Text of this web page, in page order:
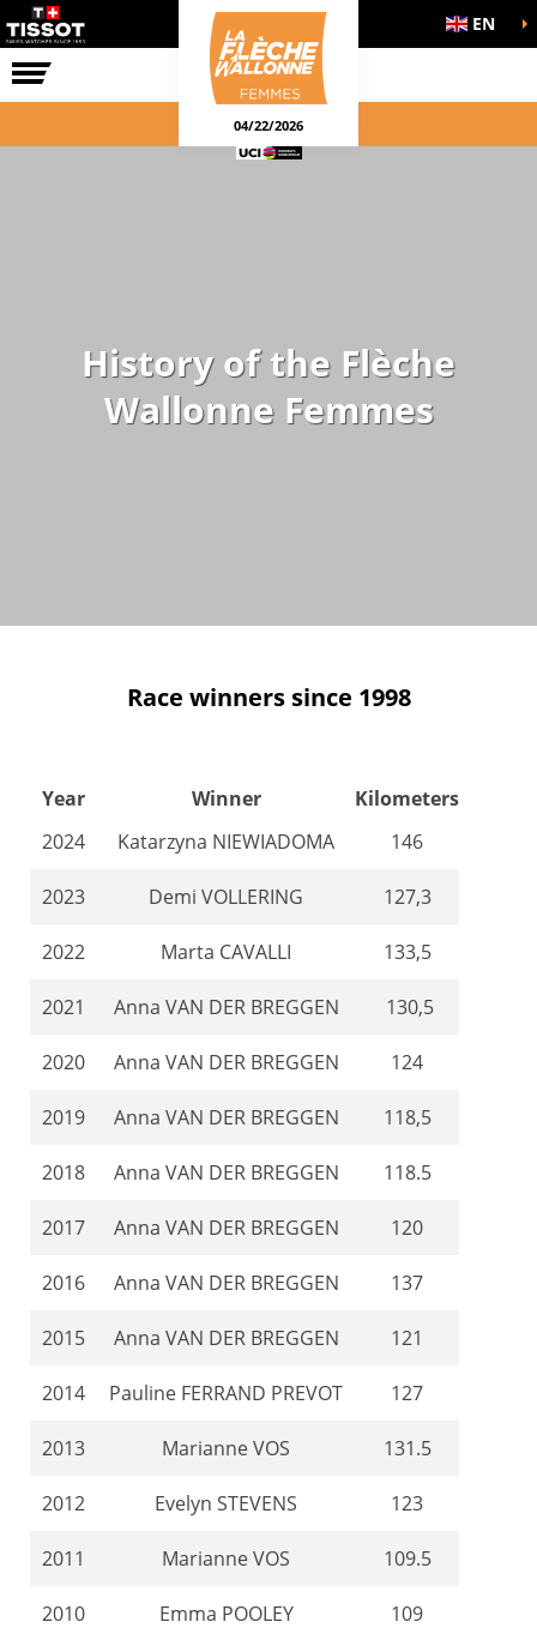
RACE EN
04/22/2026
History of the Flèche
Wallonne Femmes
Race winners since 1998
Year Winner
Kilometers
2024
Katarzyna NIEWIADOMA 146
2023 Demi VOLLERING 127,3
2022 Marta CAVALLI 133,5
2021 Anna VAN DER BREGGEN 130,5
2020 Anna VAN DER BREGGEN 124
2019 Anna VAN DER BREGGEN 118,5
2018 Anna VAN DER BREGGEN 118.5
2017 Anna VAN DER BREGGEN 120
2016 Anna VAN DER BREGGEN 137
2015 Anna VAN DER BREGGEN 121
2014 Pauline FERRAND PREVOT 127
2013 Marianne VOS 131.5
2012 Evelyn STEVENS 123
2011 Marianne VOS 109.5
2010 Emma POOLEY 109